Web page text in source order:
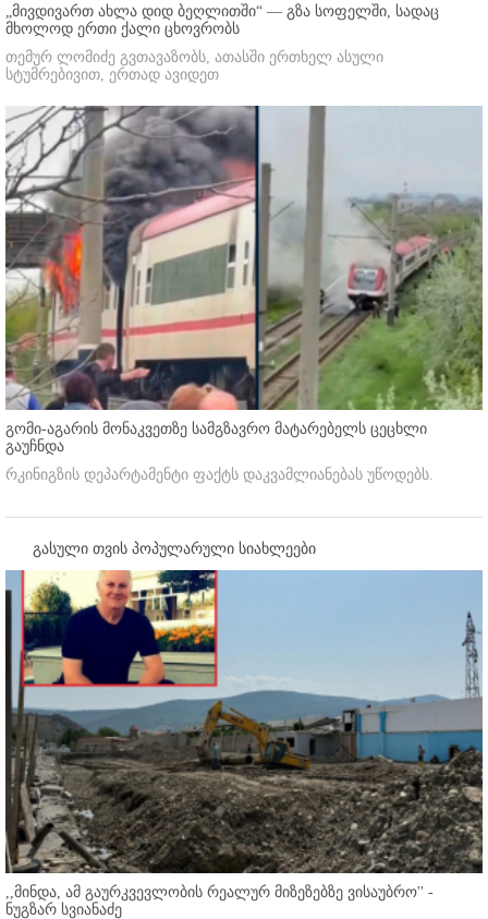
„მივდივართ ახლა დიდ ბეღლითში“ — გზა სოფელში, სადაც
მხოლოდ ერთი ქალი ცხოვრობს
თემურ ლომიძე გვთავაზობს, ათასში ერთხელ ასული
სტუმრებივით, ერთად ავიდეთ
გომი-აგარის მონაკვეთზე სამგზავრო მატარებელს ცეცხლი
გაუჩნდა
რკინიგზის დეპარტამენტი ფაქტს დაკვამლიანებას უწოდებს.
გასული თვის პოპულარული სიახლეები
,,მინდა, ამ გაურკვევლობის რეალურ მიზეზებზე ვისაუბრო'' -
ნუგზარ სვიანაძე